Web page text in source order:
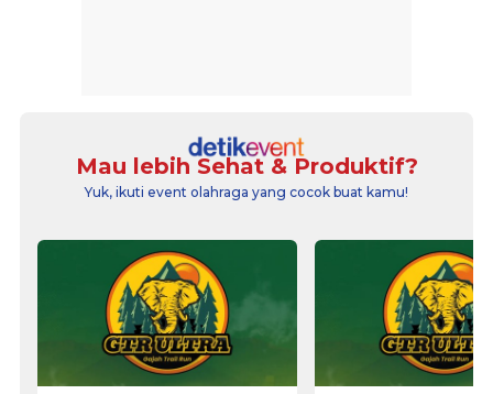
Mau lebih Sehat & Produktif?
Yuk, ikuti event olahraga yang cocok buat kamu!